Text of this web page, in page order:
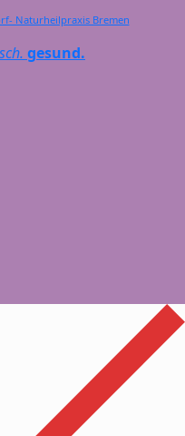
Naturheilpraxis Bremen
gesund.